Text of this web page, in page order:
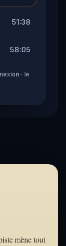
51:38
58:05
· le
mène tout